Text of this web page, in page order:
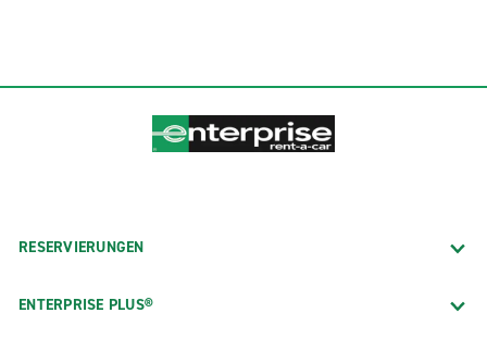
RESERVIERUNGEN
ENTERPRISE PLUS®